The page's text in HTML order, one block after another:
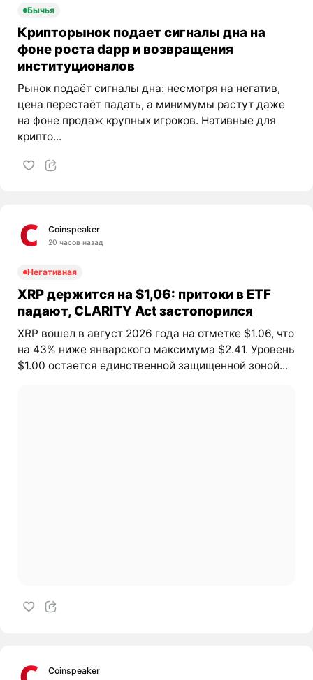
Бычья
Крипторынок подает сигналы дна на
фоне роста dapp и возвращения
институционалов
Рынок подаёт сигналы дна: несмотря на негатив,
цена перестаёт падать, а минимумы растут даже
на фоне продаж крупных игроков. Нативные для
крипто...
Coinspeaker
20 часов назад
Негативная
XRP держится на $1,06: притоки в ETF
падают, CLARITY Act застопорился
XRP вошел в август 2026 года на отметке $1.06, что
на 43% ниже январского максимума $2.41. Уровень
$1.00 остается единственной защищенной зоной...
Coinspeaker